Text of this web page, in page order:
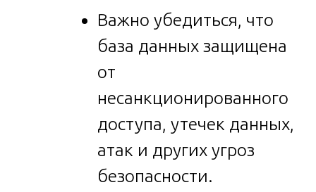
Важно убедиться, что
база данных защищена
от
несанкционированного
доступа, утечек данных,
атак и других угроз
безопасности.